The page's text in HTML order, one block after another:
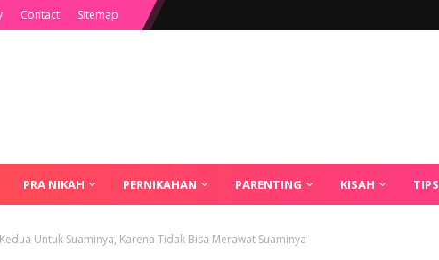
Contact Sitemap
PRA NIKAH PERNIKAHAN PARENTING KISAH TIPS
Untuk Suaminya, Karena Tidak Bisa Merawat Suaminya